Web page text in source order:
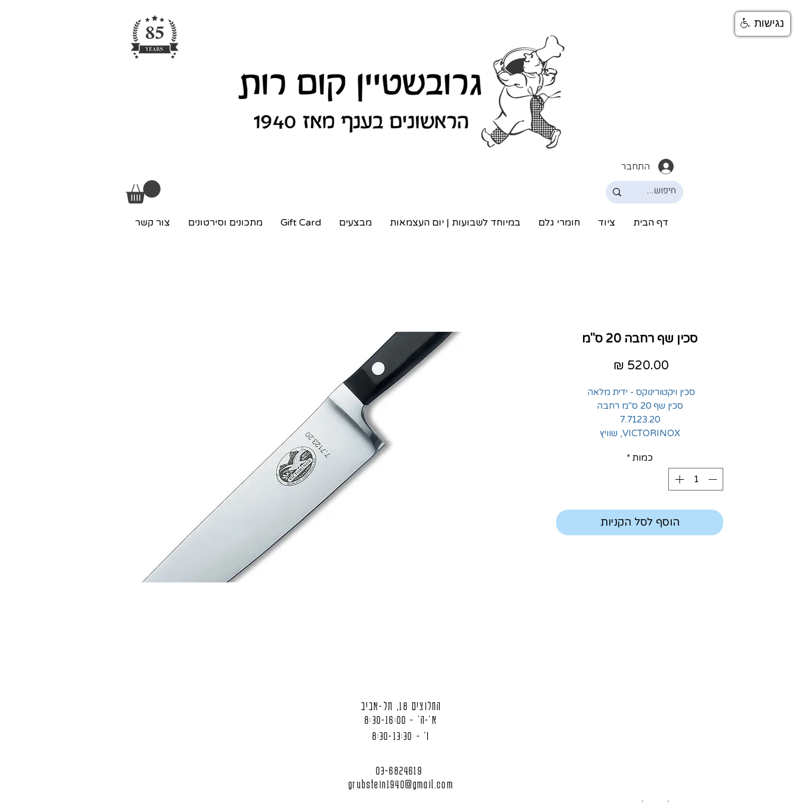
התחבר
דף הבית ציוד חומרי גלם במיוחד לשבועות | יום העצמאות מבצעים Gift Card מתכונים וסירטונים צור קשר
סכין שף רחבה 20 ס"מ
סכין ויקטורינוקס - ידית מלאה
סכין שף 20 ס"מ רחבה
7.7123.20
VICTORINOX, שוויץ
כמות *
הוסף לסל הקניות
החלוצים 18, תל-אביב
א'-ה' - 8:30-16:00
ו' - 8:30-13:30
03-6824619
grubstein1940@gmail.com
נגישות